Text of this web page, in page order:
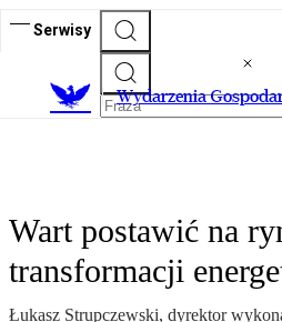
Serwisy
Wydarzenia
Wart postawić na
transformacji
Łukasz Strupczewski, dyrektor